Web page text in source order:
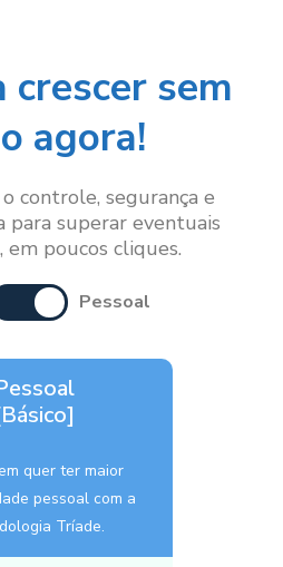
crescer sem
agora!
controle, segurança e
superar eventuais
poucos cliques.
Pessoal
quer ter maior
pessoal com a
Tríade.